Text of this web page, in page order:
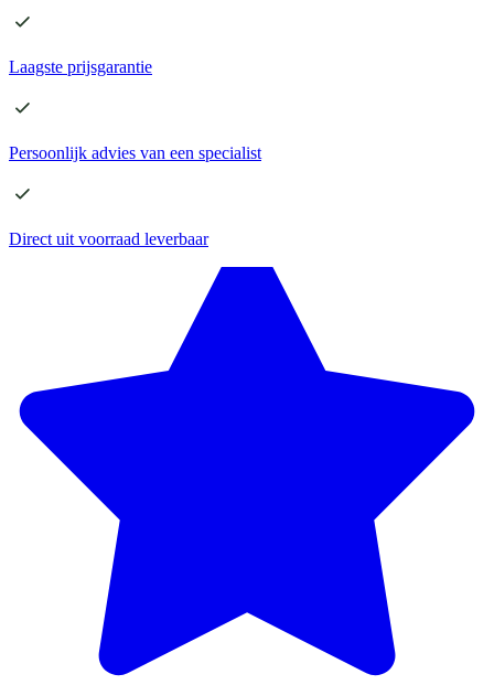
Laagste prijsgarantie
Persoonlijk advies van een specialist
Direct uit voorraad leverbaar